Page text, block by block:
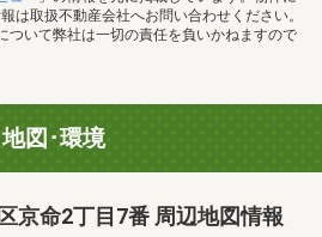
は取扱不動産会社へお問い合わせください。
ついて弊社は一切の責任を負いかねますので
地図･環境
京命2丁目7番 周辺地図情報